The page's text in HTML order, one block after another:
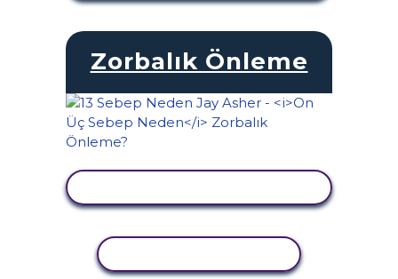
Zorbalık Önleme